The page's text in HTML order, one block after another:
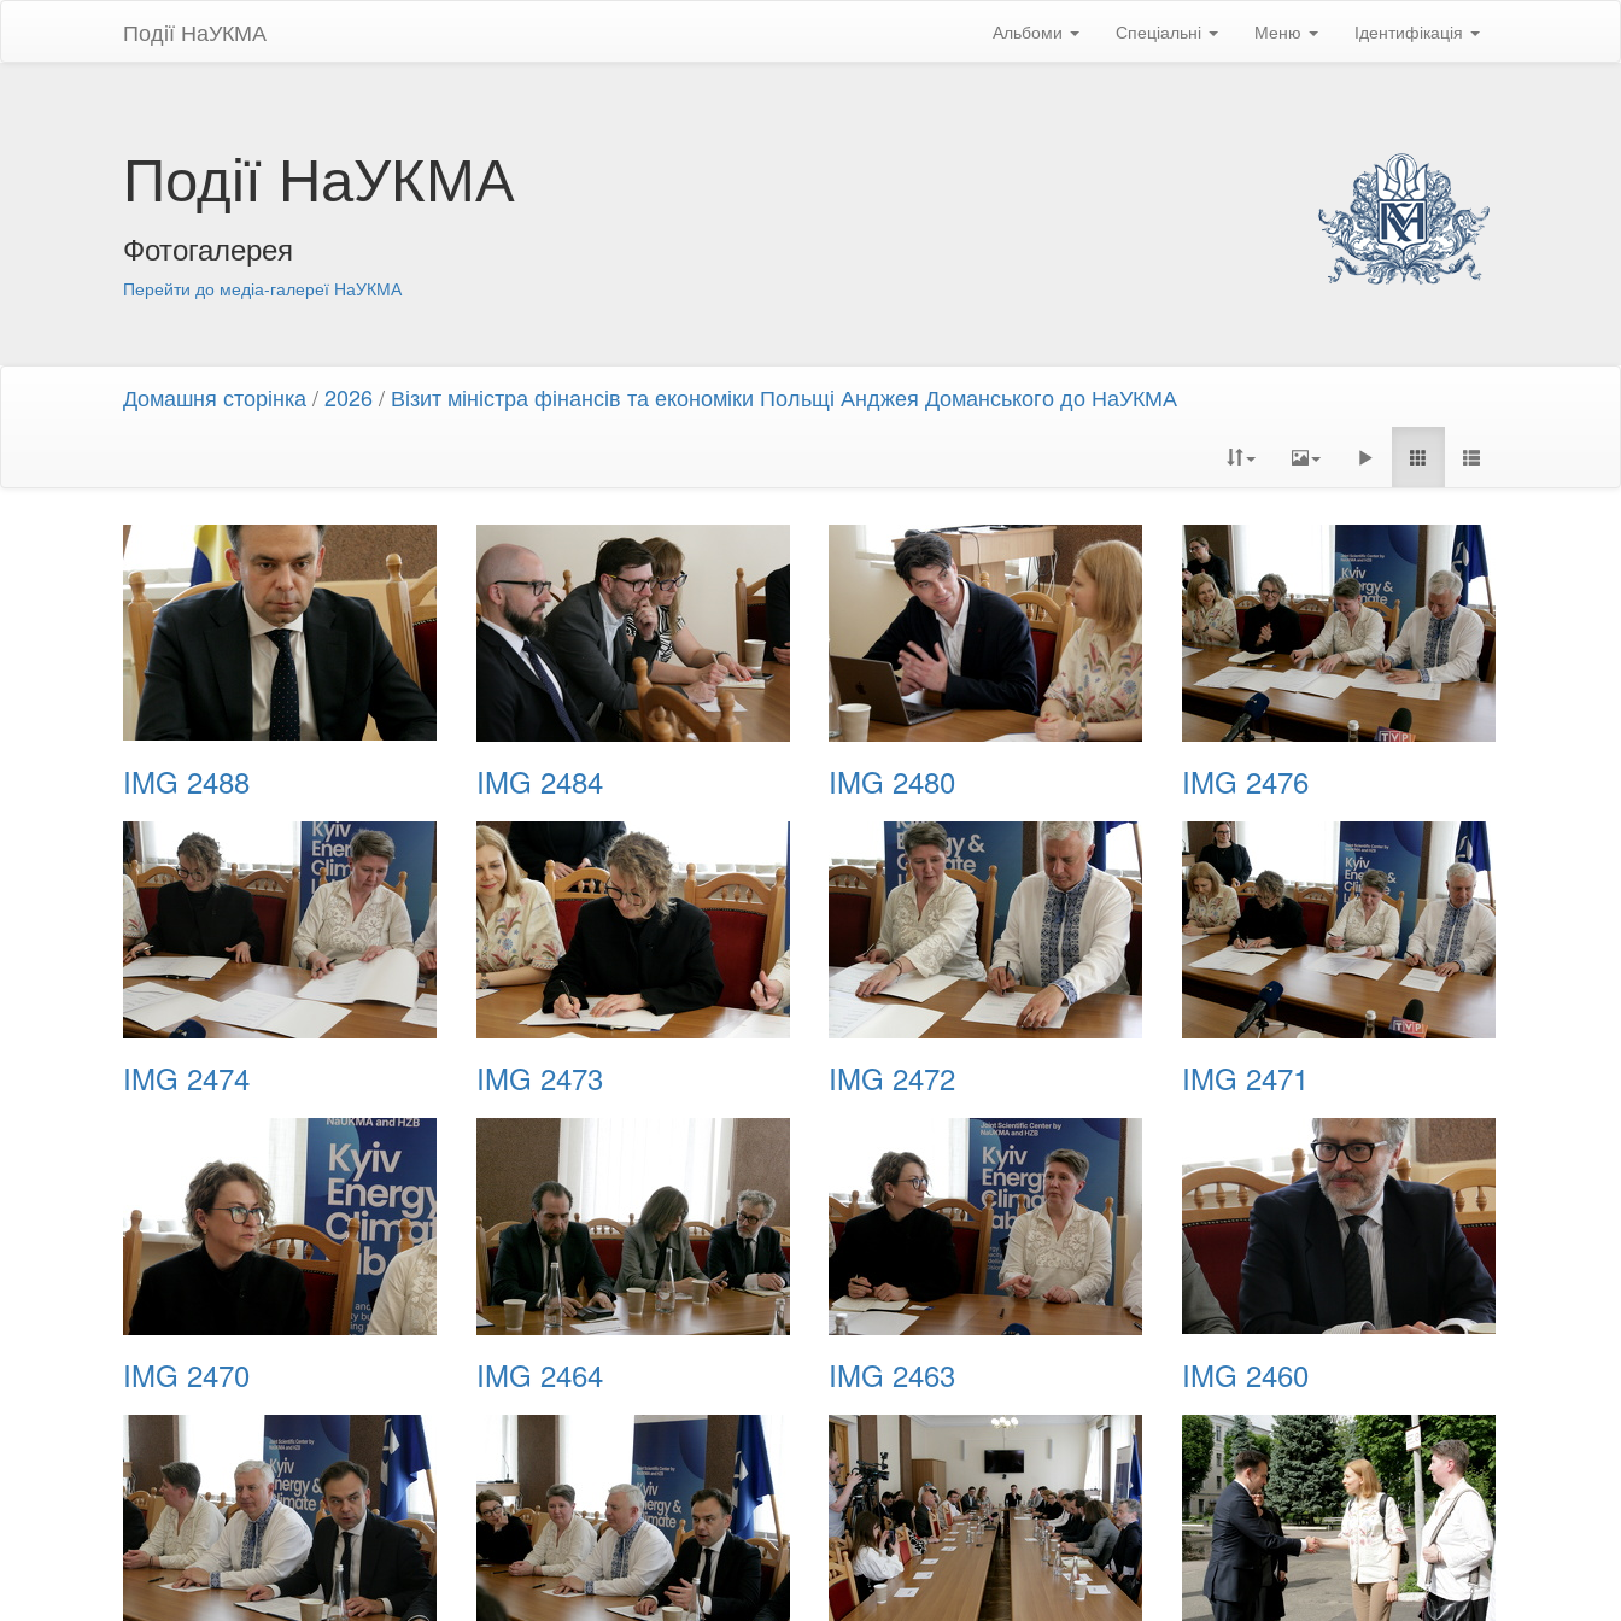
Події НаУКМА Альбоми Спеціальні Меню Ідентифікація
Події НаУКМА
Фотогалерея
Перейти до медіа-галереї НаУКМА
Домашня сторінка /2026/ Візит міністра фінансів та економіки Польщі Анджея Доманського до НаУКМА
IMG 2488 IMG 2484 IMG 2480 IMG 2476
IMG 2474 IMG 2473 IMG 2472 IMG 2471
IMG 2470 IMG 2464 IMG 2463 IMG 2460